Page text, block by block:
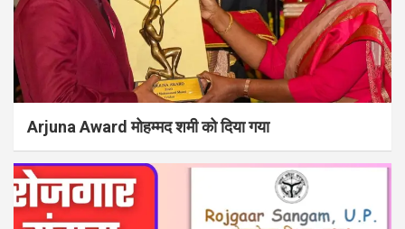
Arjuna Award मोहम्मद शमी को दिया गया